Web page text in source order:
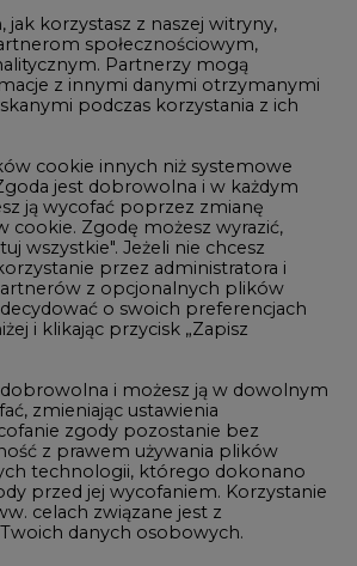
i IT
CO2
jak korzystasz z naszej witryny,
społecznościowym,
Partnerzy mogą
z innymi danymi otrzymanymi
podczas korzystania z ich
cookie innych niż systemowe
jest dobrowolna i w każdym
ją wycofać poprzez zmianę
cookie. Zgodę możesz wyrazić,
wszystkie". Jeżeli nie chcesz
przez administratora i
z opcjonalnych plików
o swoich preferencjach
i klikając przycisk „Zapisz
i możesz ją w dowolnym
zmieniając ustawienia
zgody pozostanie bez
z prawem używania plików
technologii, którego dokonano
przed jej wycofaniem. Korzystanie
celach związane jest z
danych osobowych.